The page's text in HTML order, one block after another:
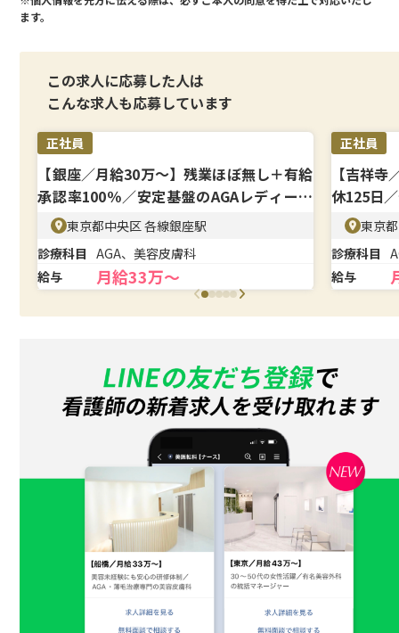
ます。
この求人に応募した人は
こんな求人も応募しています
正社員
【銀座／月給30万〜】残業ほぼ無し＋有給
承認率100％／安定基盤のAGAレディース
院
東京都中央区 各線銀座駅
診療科目
AGA、美容皮膚科
給与
月給33万〜
正社員
【吉祥
休125日
東京
診療科目
給与